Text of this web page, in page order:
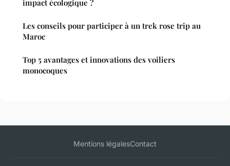
impact écologique ?
Les conseils pour participer à un trek rose trip au
Maroc
Top 5 avantages et innovations des voiliers
monocoques
Mentions légalesContact